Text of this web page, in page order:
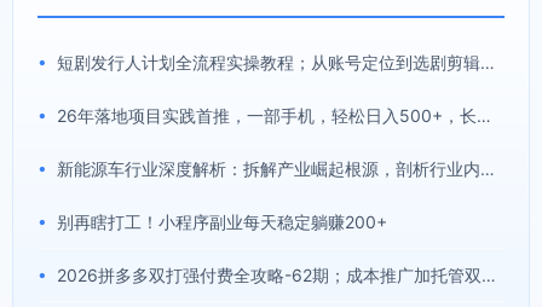
• 短剧发行人计划全流程实操教程；从账号定位到选剧剪辑再到发布技巧，零基础也能快速上手出单
• 26年落地项目实践首推，一部手机，轻松日入500+，长期稳定
• 新能源车行业深度解析：拆解产业崛起根源，剖析行业内卷与海外贸易争端现状
• 别再瞎打工！小程序副业每天稳定躺赚200+
• 2026拼多多双打强付费全攻略-62期；成本推广加托管双剑合璧，系统讲解7种付费玩法优劣势与选择策略